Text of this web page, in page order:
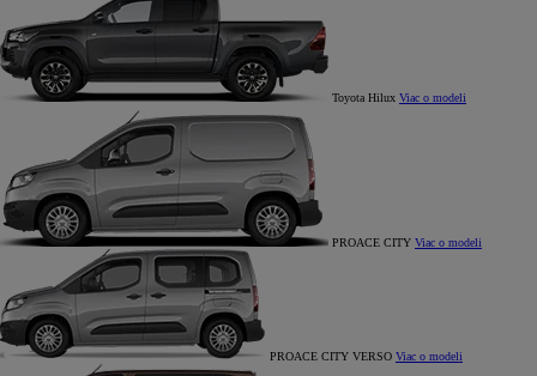
Toyota Hilux Viac o modeli
PROACE CITY Viac o modeli
PROACE CITY VERSO Viac o modeli